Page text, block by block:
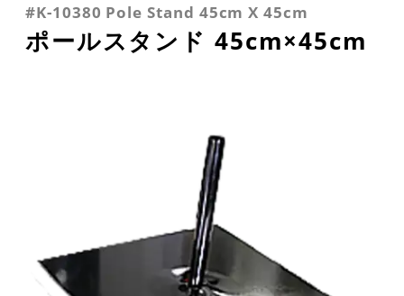
#K-10380 Pole Stand 45cm X 45cm
ポールスタンド 45cm×45cm